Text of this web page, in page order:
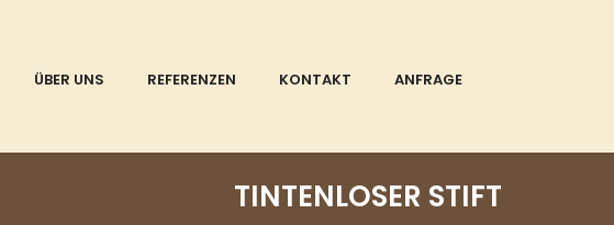
ÜBER UNS REFERENZEN KONTAKT ANFRAGE
TINTENLOSER STIFT